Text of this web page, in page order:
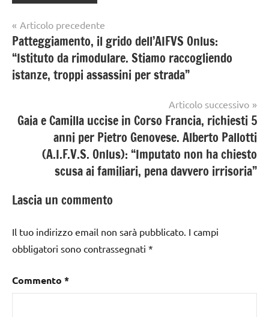
Navigazione
articoli
Articolo precedente
Patteggiamento, il grido dell’AIFVS Onlus:
“Istituto da rimodulare. Stiamo raccogliendo
istanze, troppi assassini per strada”
Articolo successivo
Gaia e Camilla uccise in Corso Francia, richiesti 5
anni per Pietro Genovese. Alberto Pallotti
(A.I.F.V.S. Onlus): “Imputato non ha chiesto
scusa ai familiari, pena davvero irrisoria”
Lascia un commento
Il tuo indirizzo email non sarà pubblicato. I campi
obbligatori sono contrassegnati *
Commento *